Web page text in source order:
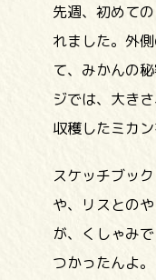
先週、初めて
れました。外
て、みかんの
ジでは、大き
収穫したミカ
スケッチブッ
や、リスとの
が、くしゃみ
つかったんよ